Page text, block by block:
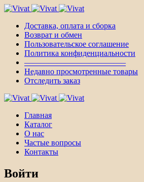
Доставка, оплата и сборка
Возврат и обмен
Пользовательское соглашение
Политика конфиденциальности
————————————–
Недавно просмотренные товары
Отследить заказ
Главная
Каталог
О нас
Частые вопросы
Контакты
Войти